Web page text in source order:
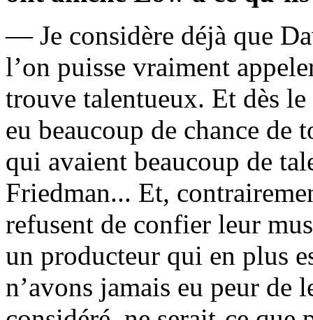
— Je considère déjà que
l’on puisse vraiment
trouve talentueux. Et dès
eu beaucoup de chance de
qui avaient beaucoup de
Friedman... Et,
refusent de confier leur
un producteur qui en plus
n’avons jamais eu peur de